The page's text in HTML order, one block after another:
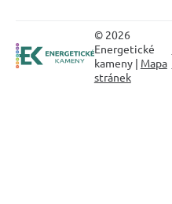
© 2026
Energetické
kameny | Mapa
stránek